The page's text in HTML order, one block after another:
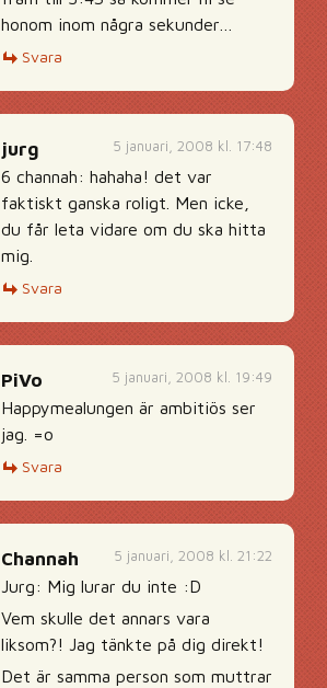
honom inom några sekunder…
Svara
5 januari, 2008 kl. 17:48
jurg
6 channah: hahaha! det var
faktiskt ganska roligt. Men icke,
du får leta vidare om du ska hitta
mig.
Svara
5 januari, 2008 kl. 19:49
PiVo
Happymealungen är ambitiös ser
jag. =o
Svara
5 januari, 2008 kl. 21:22
Channah
Jurg: Mig lurar du inte :D
Vem skulle det annars vara
liksom?! Jag tänkte på dig direkt!
Det är samma person som muttrar